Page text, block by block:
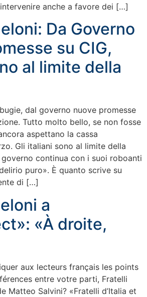
anche a favore dei […]
Da Governo
su CIG,
al limite della
dal governo nuove promesse
Tutto molto bello, se non fosse
aspettano la cassa
Gli italiani sono al limite della
continua con i suoi roboanti
puro». È quanto scrive su
di […]
a
«À droite,
aux lecteurs français les points
entre votre parti, Fratelli
Matteo Salvini? «Fratelli d’Italia et